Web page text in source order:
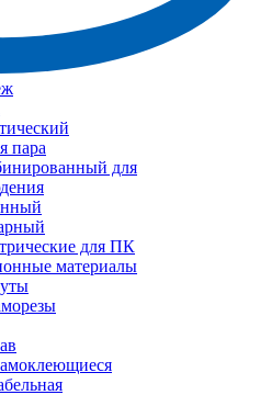
пара
для
для ПК
материалы